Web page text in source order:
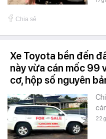
Chia sẻ
Xe Toyota bền đến
này vừa cán mốc 99
cơ, hộp số nguyên
22